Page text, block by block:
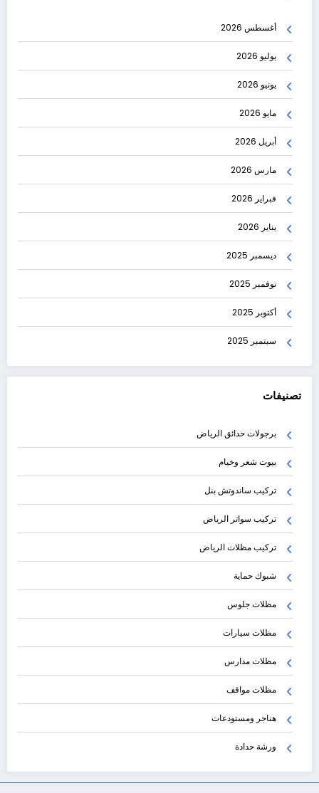
أغسطس 2026
يوليو 2026
يونيو 2026
مايو 2026
أبريل 2026
مارس 2026
فبراير 2026
يناير 2026
ديسمبر 2025
نوفمبر 2025
أكتوبر 2025
سبتمبر 2025
تصنيفات
برجولات حدائق الرياض
بيوت شعر وخيام
تركيب ساندوتش بنل
تركيب سواتر الرياض
تركيب مظلات الرياض
شبوك حماية
مظلات جلوس
مظلات سيارات
مظلات مدارس
مظلات مواقف
هناجر ومستودعات
ورشة حدادة